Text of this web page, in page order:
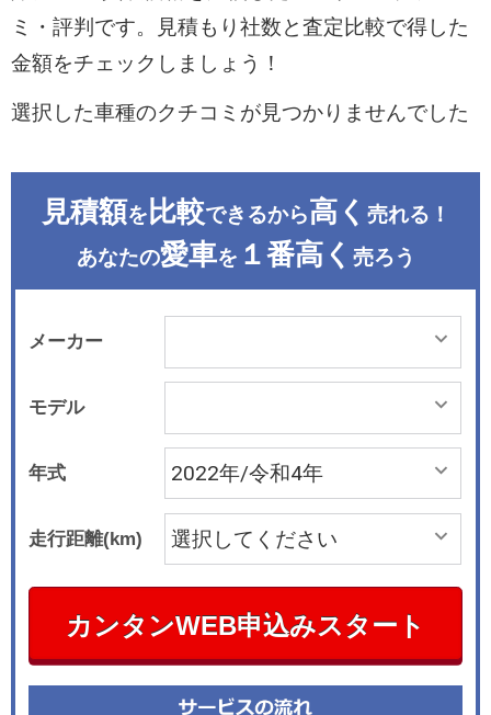
ミ・評判です。見積もり社数と査定比較で得した
金額をチェックしましょう！
選択した車種のクチコミが見つかりませんでした
見積額を 比較できるから高く 売れる！
あなたの愛車を １番高く 売ろう
メーカー
モデル
年式
走行距離(km)
カンタンWEB申込みスタート